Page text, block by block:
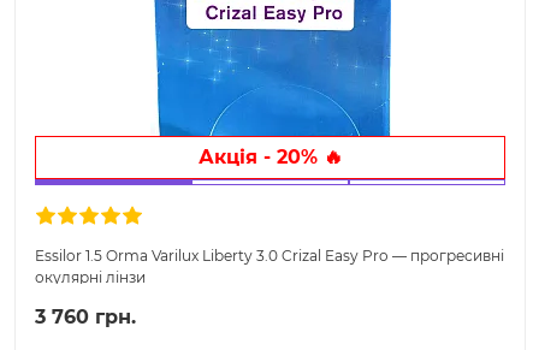
Акція - 20% 🔥
Essilor 1.5 Orma Varilux Liberty 3.0 Crizal Easy Pro — прогресивні
окулярні лінзи
3 760 грн.